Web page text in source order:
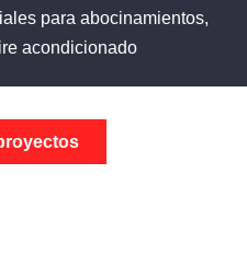
para abocinamientos,
acondicionado